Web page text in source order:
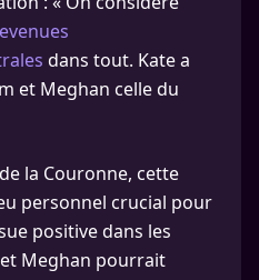
dans tout. Kate a
et Meghan celle du
la Couronne, cette
personnel crucial pour
positive dans les
Meghan pourrait